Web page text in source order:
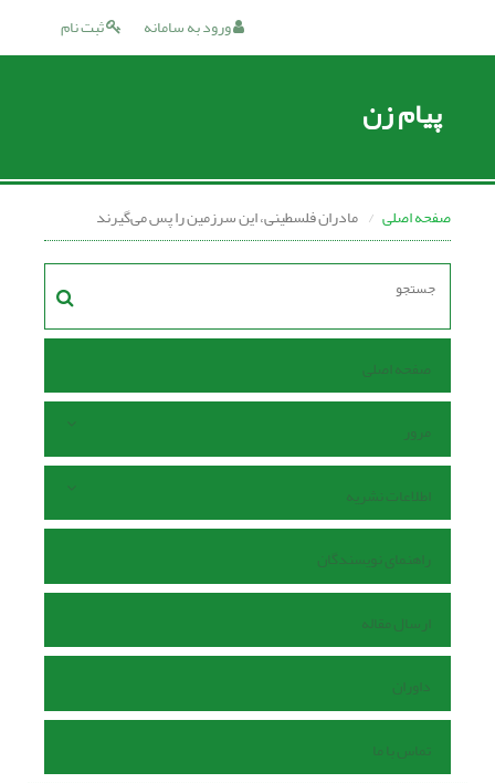
ثبت نام ورود به سامانه
پیام زن
صفحه اصلی مادران فلسطینی، این سرزمین را پس می‌گیرند
صفحه اصلی
مرور
اطلاعات نشریه
راهنمای نویسندگان
ارسال مقاله
داوران
تماس با ما